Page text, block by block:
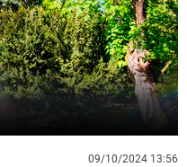
La rosa de los vientos
Gente viajera
Como el perro y el
Caso
Retornados
Equipo de
Operación Viuda
Extremadura
Galicia
La Rioja
Navarra
País Vasco
Virales
Televisión
Elecciones
09/10/2024 13:56